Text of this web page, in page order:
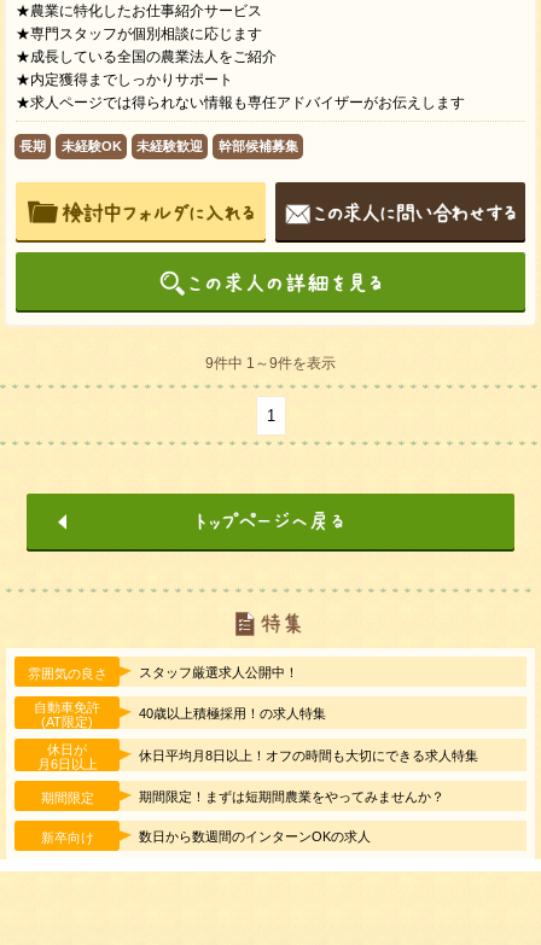
★農業に特化したお仕事紹介サービス
★専門スタッフが個別相談に応じます
★成長している全国の農業法人をご紹介
★内定獲得までしっかりサポート
★求人ページでは得られない情報も専任アドバイザーがお伝えします
長期 未経験OK 未経験歓迎 幹部候補募集
9件中 1～9件を表示
1
雰囲気の良さ スタッフ厳選求人公開中！
自動車免許
(AT限定)
40歳以上積極採用！の求人特集
休日が
月6日以上
休日平均月8日以上！オフの時間も大切にできる求人特集
期間限定 期間限定！まずは短期間農業をやってみませんか？
新卒向け 数日から数週間のインターンOKの求人